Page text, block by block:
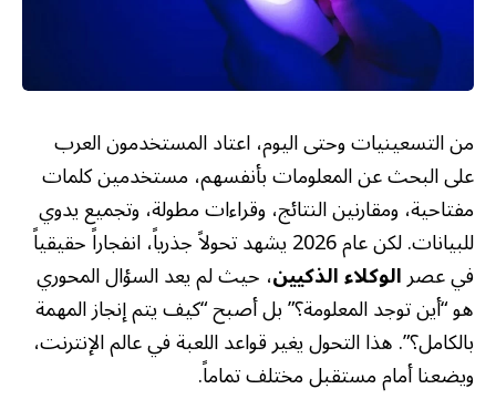
من التسعينيات وحتى اليوم، اعتاد المستخدمون العرب
على البحث عن المعلومات بأنفسهم، مستخدمين كلمات
مفتاحية، ومقارنين النتائج، وقراءات مطولة، وتجميع يدوي
للبيانات. لكن عام 2026 يشهد تحولاً جذرياً، انفجاراً حقيقياً
في عصرالوكلاء الذكيين، حيث لم يعد السؤال المحوري
هو “أين توجد المعلومة؟” بل أصبح “كيف يتم إنجاز المهمة
بالكامل؟”. هذا التحول يغير قواعد اللعبة في عالم الإنترنت،
ويضعنا أمام مستقبل مختلف تماماً.